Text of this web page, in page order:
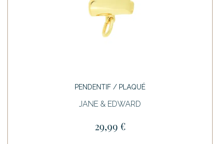
PENDENTIF / PLAQUÉ
JANE & EDWARD
29,99 €